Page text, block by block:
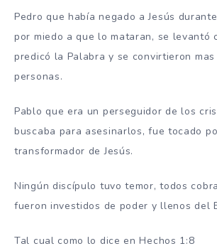
Pedro que había negado a Jesús
por miedo a que lo mataran, se levantó
predicó la Palabra y se convirtieron
personas.
Pablo que era un perseguidor de los
buscaba para asesinarlos, fue tocado
transformador de Jesús.
Ningún discípulo tuvo temor, todos
fueron investidos de poder y llenos del
Tal cual como lo dice en Hechos 1:8